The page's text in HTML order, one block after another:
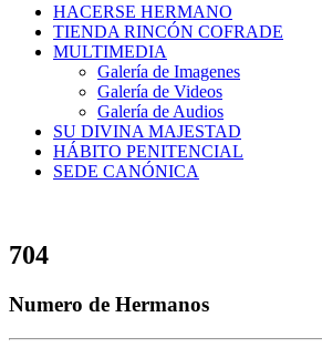
HACERSE HERMANO
TIENDA RINCÓN COFRADE
MULTIMEDIA
Galería de Imagenes
Galería de Videos
Galería de Audios
SU DIVINA MAJESTAD
HÁBITO PENITENCIAL
SEDE CANÓNICA
704
Numero de Hermanos